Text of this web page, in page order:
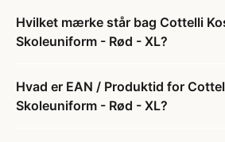
Hvilket mærke står bag Cottelli
Skoleuniform - Rød - XL?
Hvad er EAN / Produktid for
Skoleuniform - Rød - XL?